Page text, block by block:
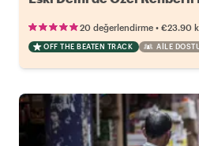
20 değerlendirme • €23.90
OFF THE BEATEN TRACK AILE